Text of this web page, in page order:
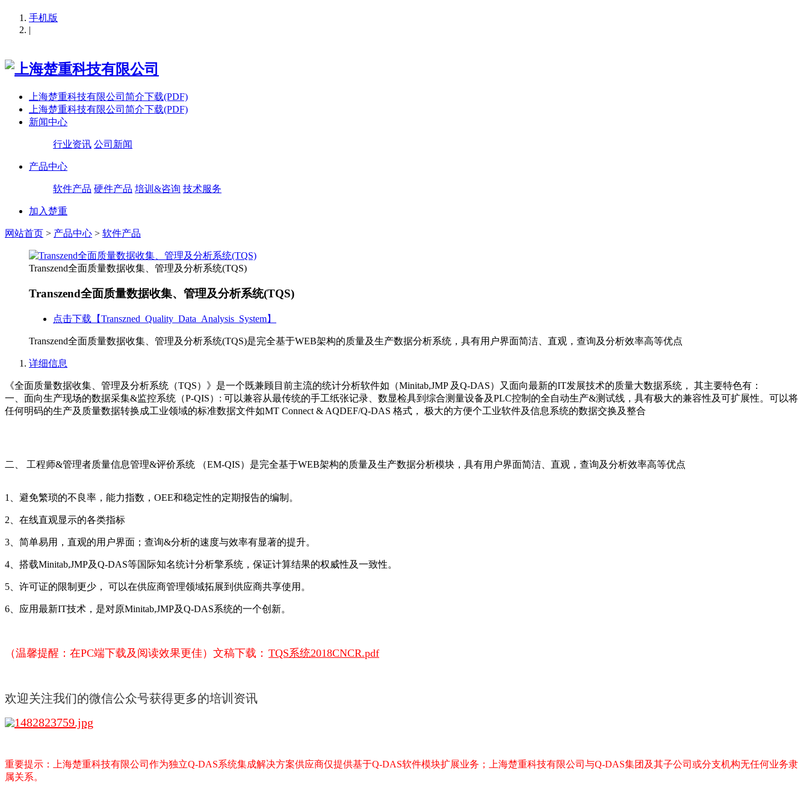
手机版
|
上海楚重科技有限公司简介下载(PDF)
上海楚重科技有限公司简介下载(PDF)
新闻中心
行业资讯 公司新闻
产品中心
软件产品 硬件产品 培训&咨询 技术服务
加入楚重
网站首页 > 产品中心 > 软件产品
Transzend全面质量数据收集、管理及分析系统(TQS)
Transzend全面质量数据收集、管理及分析系统(TQS)
点击下载【Transzned_Quality_Data_Analysis_System】
Transzend全面质量数据收集、管理及分析系统(TQS)是完全基于WEB架构的质量及生产数据分析系统，具有用户界面简洁、直观，查询及分析效率高等优点
详细信息
《全面质量数据收集、管理及分析系统（TQS）》是一个既兼顾目前主流的统计分析软件如（Minitab,JMP 及Q-DAS）又面向最新的IT发展技术的质量大数据系统， 其主要特色有：
一、面向生产现场的数据采集&监控系统（P-QIS）: 可以兼容从最传统的手工纸张记录、数显检具到综合测量设备及PLC控制的全自动生产&测试线，具有极大的兼容性及可扩展性。可以将
任何明码的生产及质量数据转换成工业领域的标准数据文件如MT Connect & AQDEF/Q-DAS 格式， 极大的方便个工业软件及信息系统的数据交换及整合
二、 工程师&管理者质量信息管理&评价系统 （EM-QIS）是完全基于WEB架构的质量及生产数据分析模块，具有用户界面简洁、直观，查询及分析效率高等优点
1、避免繁琐的不良率，能力指数，OEE和稳定性的定期报告的编制。
2、在线直观显示的各类指标
3、简单易用，直观的用户界面；查询&分析的速度与效率有显著的提升。
4、搭载Minitab,JMP及Q-DAS等国际知名统计分析擎系统，保证计算结果的权威性及一致性。
5、许可证的限制更少， 可以在供应商管理领域拓展到供应商共享使用。
6、应用最新IT技术，是对原Minitab,JMP及Q-DAS系统的一个创新。
（温馨提醒：在PC端下载及阅读效果更佳） 文稿下载： TQS系统2018CNCR.pdf
欢迎关注我们的微信公众号获得更多的培训资讯
重要提示： 上海楚重科技有限公司作为独立Q-DAS系统集成解决方案供应商仅提供基于Q-DAS软件模块扩展业务；上海楚重科技有限公司与Q-DAS集团及其子公司或分支机构无任何业务隶
属关系。